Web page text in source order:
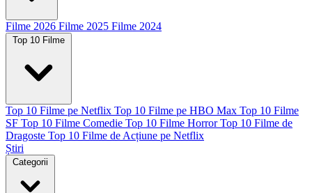
Filme 2026 Filme 2025 Filme 2024
Top 10 Filme
Top 10 Filme pe Netflix Top 10 Filme pe HBO Max Top 10 Filme
SF Top 10 Filme Comedie Top 10 Filme Horror Top 10 Filme de
Dragoste Top 10 Filme de Acțiune pe Netflix
Știri
Categorii